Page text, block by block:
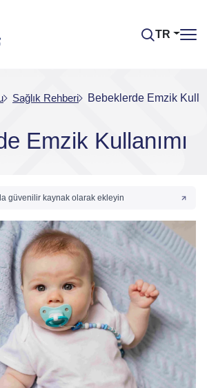
TR
Sağlık Rehberi Bebeklerde Emzik
Emzik Kullanımı
güvenilir kaynak olarak ekleyin